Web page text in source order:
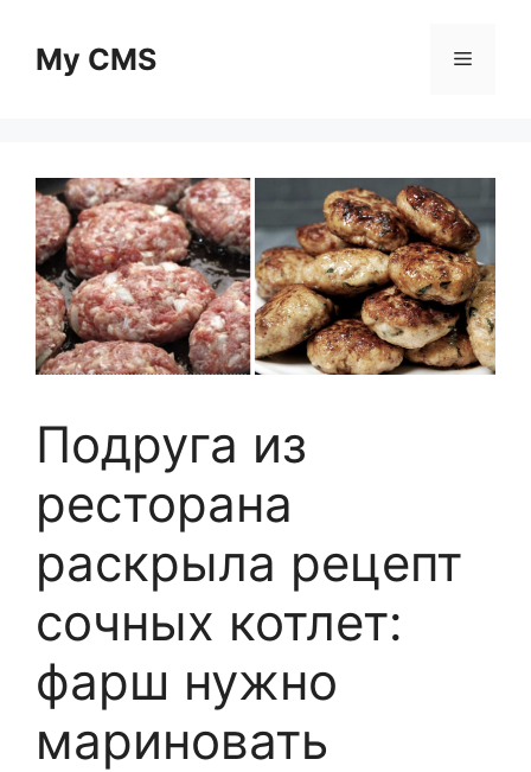
contentMy CMS Menu
Подруга из
ресторана
раскрыла рецепт
сочных котлет:
фарш нужно
мариновать